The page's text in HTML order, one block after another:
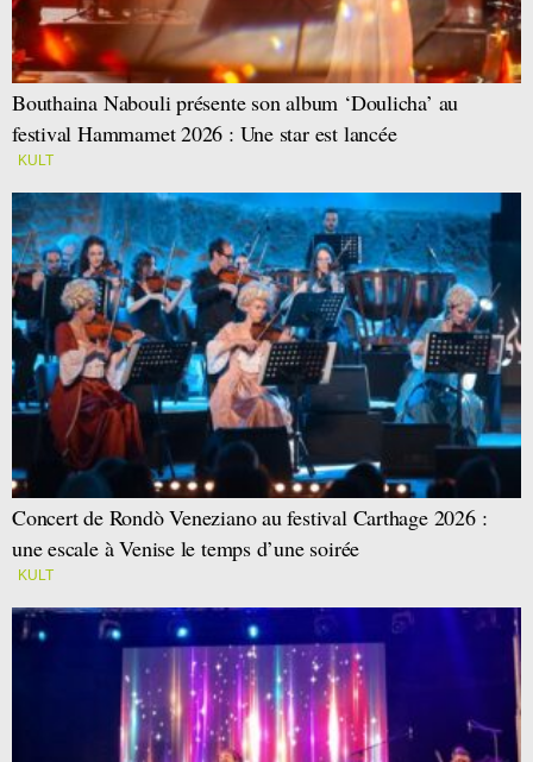
Bouthaina Nabouli présente son album ‘Doulicha’ au
festival Hammamet 2026 : Une star est lancée
KULT
Concert de Rondò Veneziano au festival Carthage 2026 :
une escale à Venise le temps d’une soirée
KULT